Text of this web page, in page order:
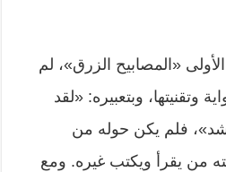
«المصابيح الزرق»، لم
وتقنيتها، وبتعبيره: «لقد
فلم يكن حوله من
من يقرأ ويكتب غيره. ومع